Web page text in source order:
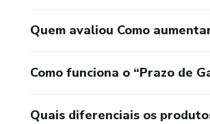
Quem avaliou Como
Como funciona o “Prazo de
Quais diferenciais os